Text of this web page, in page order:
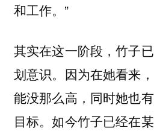
和工作。”
其实在这一阶段，竹子
划意识。因为在她看来
能没那么高，同时她也
目标。如今竹子已经在